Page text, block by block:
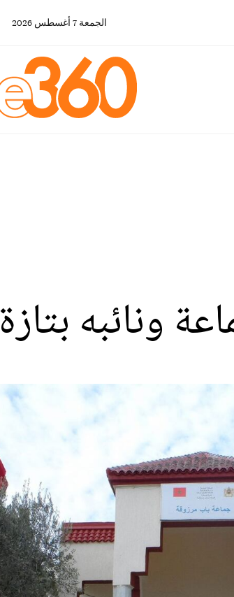
الجمعة 7 أغسطس 2026
ونائبه بتازة